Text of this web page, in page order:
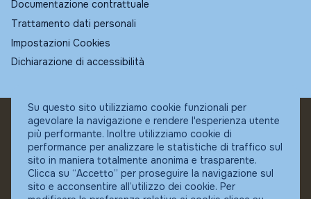
Documentazione contrattuale
Trattamento dati personali
Impostazioni Cookies
Dichiarazione di accessibilità
© Fundstore
Collocatore autorizzato:
Banca Ifigest SpA
P.Iva: 04337180485
Su questo sito utilizziamo cookie funzionali per
agevolare la navigazione e rendere l'esperienza utente
più performante. Inoltre utilizziamo cookie di
performance per analizzare le statistiche di traffico sul
sito in maniera totalmente anonima e trasparente.
Clicca su “Accetto” per proseguire la navigazione sul
sito e acconsentire all’utilizzo dei cookie. Per